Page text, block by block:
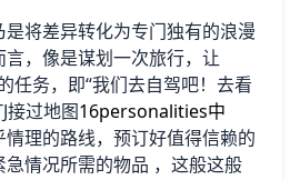
将差异转化为专门独有的浪漫
，像是谋划一次旅行，让
任务，即“我们去自驾吧！去看
接过地图16personalities中
情理的路线，预订好值得信赖的
情况所需的物品 ，这般这般